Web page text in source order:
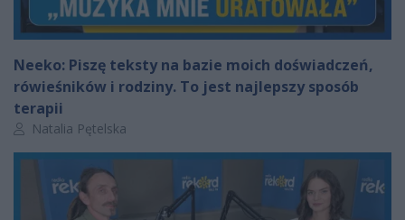
Neeko: Piszę teksty na bazie moich doświadczeń,
rówieśników i rodziny. To jest najlepszy sposób
terapii
Autor artykułu:
Natalia Pętelska